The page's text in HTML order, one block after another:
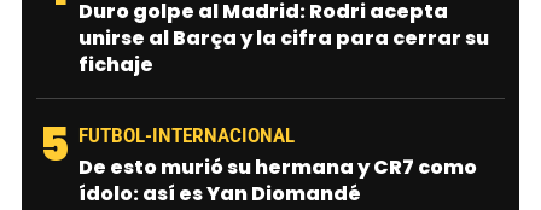
Duro golpe al Madrid: Rodri acepta
unirse al Barça y la cifra para cerrar su
fichaje
5 FUTBOL-INTERNACIONAL
De esto murió su hermana y CR7 como
ídolo: así es Yan Diomandé